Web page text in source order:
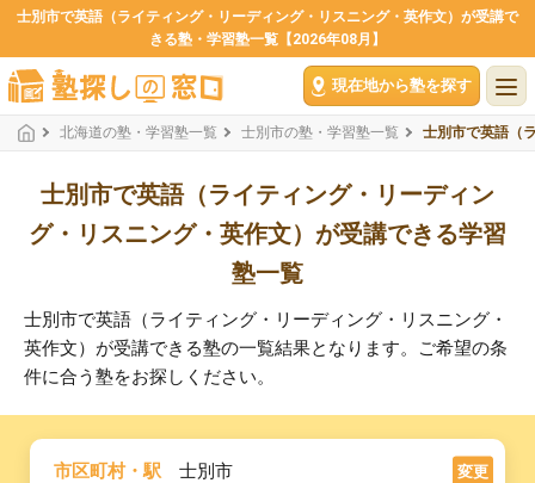
士別市で英語（ライティング・リーディング・リスニング・英作文）が受講で
きる塾・学習塾一覧【2026年08月】
現在地から塾を探す
北海道の塾・学習塾一覧 士別市の塾・学習塾一覧 士別市で英語（
士別市で英語（ライティング・リーディン
グ・リスニング・英作文）が受講できる学習
塾一覧
士別市で英語（ライティング・リーディング・リスニング・
英作文）が受講できる塾の一覧結果となります。ご希望の条
件に合う塾をお探しください。
市区町村・駅 士別市 変更